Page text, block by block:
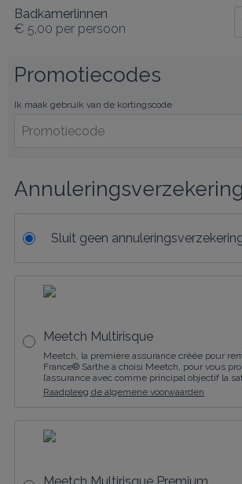
Badkamerlinnen
€ 5,00 per persoon
Promotiecodes
Ik maak gebruik van de kortingscode
Annuleringsverzekering
Sluit geen
Meetch Multirisque
Meetch, la première assurance créée pour
France® Sarthe a choisi Meetch, pour vous
l’assurance avec comme principal objectif la
Raadpleeg de algemene voorwaarden